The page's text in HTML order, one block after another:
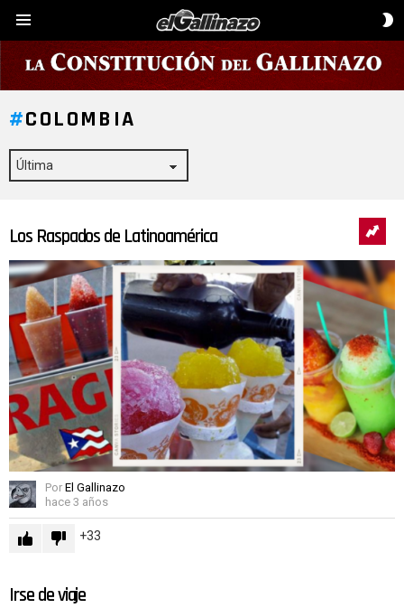
COLOMBIA
ÚLTIMAS
HISTORIAS
Los Raspados de Latinoamérica
Por El Gallinazo
hace 3 años
33
Irse de viaje